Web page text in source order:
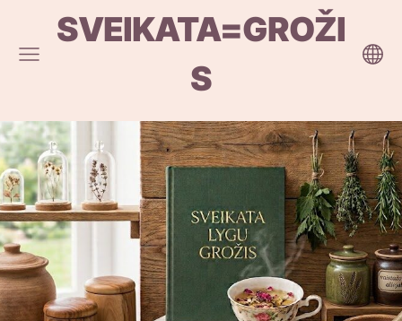
SVEIKATA=GROŽI
S